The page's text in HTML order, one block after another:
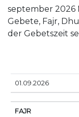
september 2026
Gebete, Fajr,
der Gebetszeit
DATUM
01.09.2026